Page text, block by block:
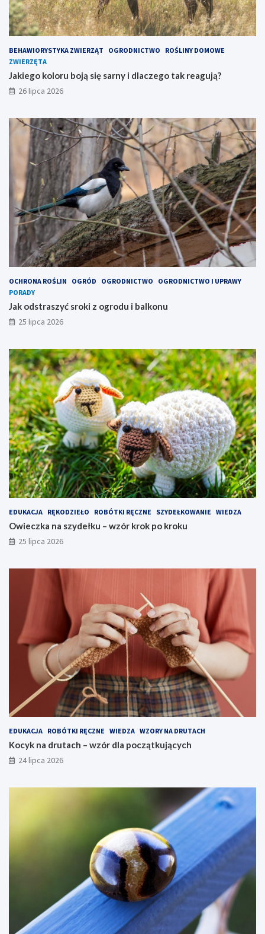
BEHAWIORYSTYKA ZWIERZĄT OGRODNICTWO
ROŚLINY DOMOWE
ZWIERZĘTA
Jakiego koloru boją się sarny i dlaczego tak reagują?
26 lipca 2026
OCHRONA ROŚLIN OGRÓD OGRODNICTWO
OGRODNICTWO I UPRAWY
PORADY
Jak odstraszyć sroki z ogrodu i balkonu
25 lipca 2026
EDUKACJA RĘKODZIEŁO ROBÓTKI RĘCZNE SZYDEŁKOWANIE WIEDZA
Owieczka na szydełku – wzór krok po kroku
25 lipca 2026
EDUKACJA ROBÓTKI RĘCZNE WIEDZA WZORY NA DRUTACH
Kocyk na drutach – wzór dla początkujących
24 lipca 2026